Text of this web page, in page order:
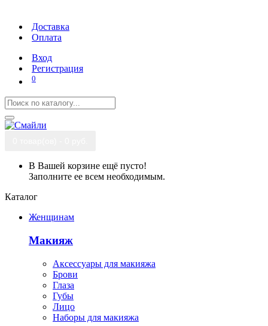
Доставка
Оплата
Вход
Регистрация
0
В Вашей корзине ещё пусто!
Заполните ее всем необходимым.
Каталог
Женщинам
Макияж
Аксессуары для макияжа
Брови
Глаза
Губы
Лицо
Наборы для макияжа